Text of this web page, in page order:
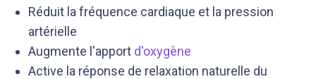
Réduit la fréquence cardiaque et la pression
artérielle
Augmente l'apport d'oxygène
Active la réponse de relaxation naturelle du